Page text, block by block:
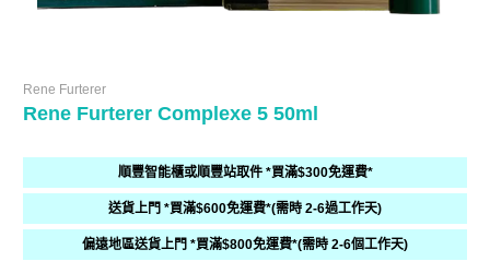
Rene Furterer
Rene Furterer Complexe 5 50ml
順豐智能櫃或順豐站取件 *買滿$300免運費*
送貨上門 *買滿$600免運費*(需時 2-6過工作天)
偏遠地區送貨上門 *買滿$800免運費*(需時 2-6個工作天)